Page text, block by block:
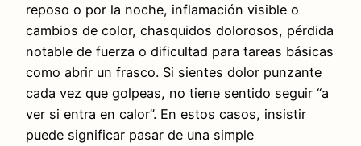
reposo o por la noche, inflamación visible o
cambios de color, chasquidos dolorosos, pérdida
notable de fuerza o dificultad para tareas básicas
como abrir un frasco. Si sientes dolor punzante
cada vez que golpeas, no tiene sentido seguir “a
ver si entra en calor”. En estos casos, insistir
puede significar pasar de una simple